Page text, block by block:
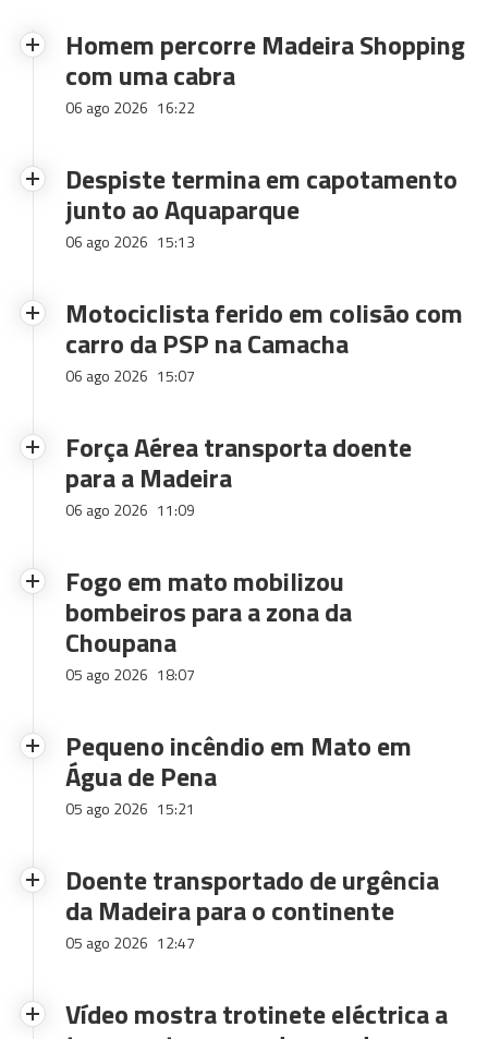
Homem percorre Madeira Shopping
com uma cabra
06 ago 2026 16:22
Despiste termina em capotamento
junto ao Aquaparque
06 ago 2026 15:13
Motociclista ferido em colisão com
carro da PSP na Camacha
06 ago 2026 15:07
Força Aérea transporta doente
para a Madeira
06 ago 2026 11:09
Fogo em mato mobilizou
bombeiros para a zona da
Choupana
05 ago 2026 18:07
Pequeno incêndio em Mato em
Água de Pena
05 ago 2026 15:21
Doente transportado de urgência
da Madeira para o continente
05 ago 2026 12:47
Vídeo mostra trotinete eléctrica a